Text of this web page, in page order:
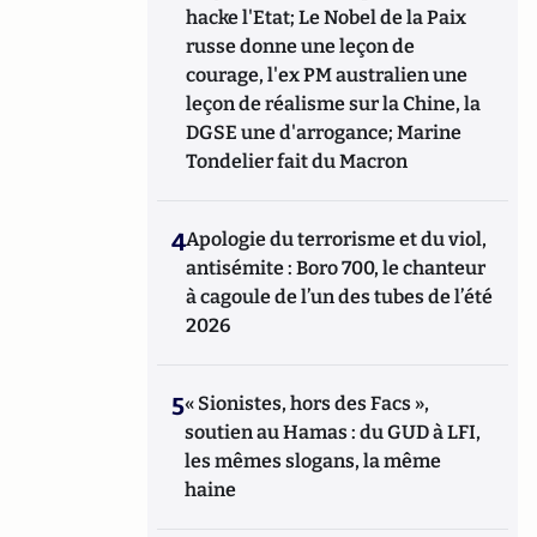
hacke l'Etat; Le Nobel de la Paix
russe donne une leçon de
courage, l'ex PM australien une
leçon de réalisme sur la Chine, la
DGSE une d'arrogance; Marine
Tondelier fait du Macron
4Apologie du terrorisme et du viol,
antisémite : Boro 700, le chanteur
à cagoule de l’un des tubes de l’été
2026
5« Sionistes, hors des Facs »,
soutien au Hamas : du GUD à LFI,
les mêmes slogans, la même
haine